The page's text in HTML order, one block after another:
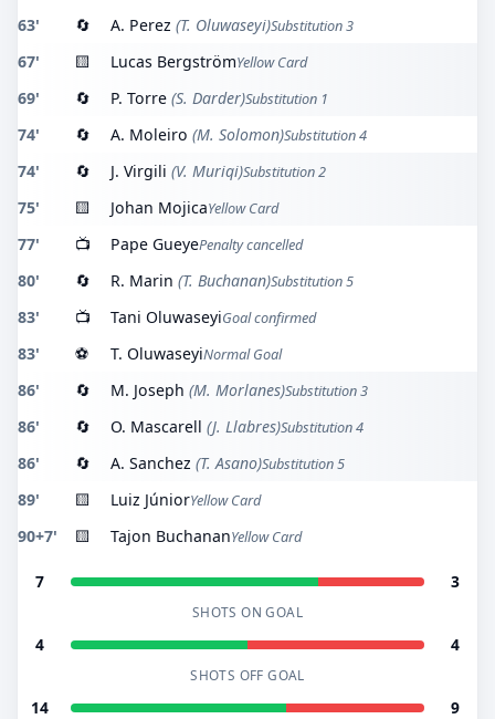
63' 🔄 A. Perez (T. Oluwaseyi)Substitution 3
67' 🟨 Lucas BergströmYellow Card
69' 🔄 P. Torre (S. Darder)Substitution 1
74' 🔄 A. Moleiro (M. Solomon)Substitution 4
74' 🔄 J. Virgili (V. Muriqi)Substitution 2
75' 🟨 Johan MojicaYellow Card
77' 📺 Pape GueyePenalty cancelled
80' 🔄 R. Marin (T. Buchanan)Substitution 5
83' 📺 Tani OluwaseyiGoal confirmed
83' ⚽ T. OluwaseyiNormal Goal
86' 🔄 M. Joseph (M. Morlanes)Substitution 3
86' 🔄 O. Mascarell (J. Llabres)Substitution 4
86' 🔄 A. Sanchez (T. Asano)Substitution 5
89' 🟨 Luiz JúniorYellow Card
90+7' 🟨 Tajon BuchananYellow Card
7 3
SHOTS ON GOAL
4 4
SHOTS OFF GOAL
14 9